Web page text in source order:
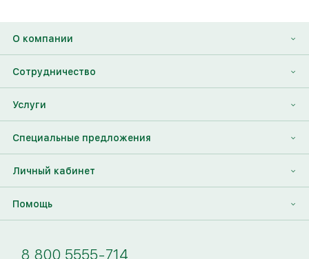
8 800 5555-714
О компании
О нас
Контакты
Видеогалерея
Новости
Сотрудничество
Франшиза
Партнеры Megaflowers
Услуги
Найти друга
Доставка цветов за границу
Специальные предложения
Накопительные скидки
Личный кабинет
Вход
Помощь